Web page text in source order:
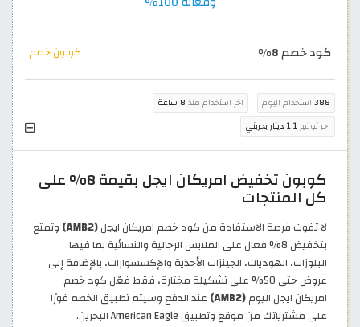
كود خصم 8% كوبون خصم
388 استخدام اليوم اخر استخدام منذ 8 ساعة
اخر توفير1.1 دينار بحريني
كوبون تخفيض امريكان ايجل بقيمة 8% على
كل المنتجات
لا تفوت فرصة الاستفادة من كود خصم امريكان ايجل(AMB2)
وتمتع
بتخفيض 8% فعال على الملابس الرجالية والنسائية بما فيها
البلوزات، الهوديات، الجينزات الأحذية والإكسسوارات، بالإضافة إلى
عروض حتى 50% على تشكيلة مختارة، فقط فعّل كود خصم
امريكان ايجل اليوم(AMB2)
عند الدفع وسيتم تطبيق الخصم فورًا
على مشترياتك من موقع وتطبيق American Eagle البحرين.